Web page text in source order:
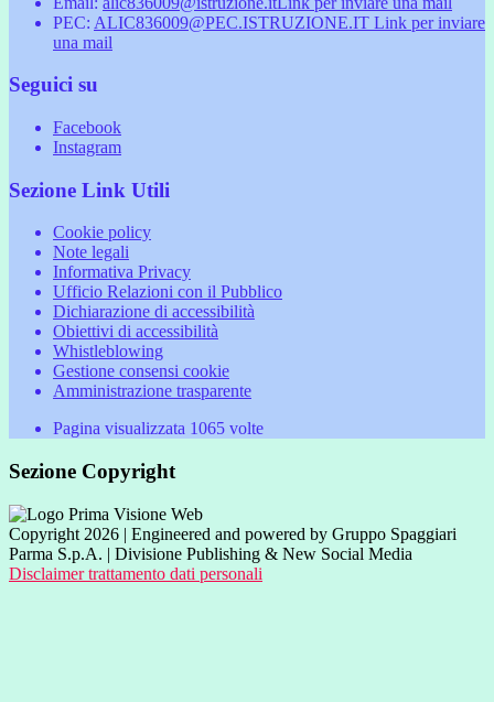
PEC: ALIC836009@PEC.ISTRUZIONE.IT Link per inviare
una mail
Seguici su
Facebook
Instagram
Sezione Link Utili
Cookie policy
Note legali
Informativa Privacy
Ufficio Relazioni con il Pubblico
Dichiarazione di accessibilità
Obiettivi di accessibilità
Whistleblowing
Gestione consensi cookie
Amministrazione trasparente
Pagina visualizzata 1065 volte
Sezione Copyright
Copyright 2026 | Engineered and powered by Gruppo Spaggiari
Parma S.p.A. | Divisione Publishing & New Social Media
Disclaimer trattamento dati personali